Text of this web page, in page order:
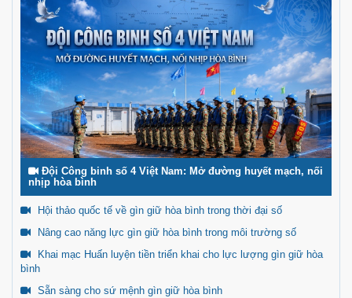
Đội Công binh số 4 Việt Nam: Mở đường huyết mạch, nối
nhịp hòa bình
Hội thảo quốc tế về gìn giữ hòa bình trong thời đại số
Nâng cao năng lực gìn giữ hòa bình trong môi trường số
Khai mạc Huấn luyện tiền triển khai cho lực lượng gìn giữ hòa
bình
Sẵn sàng cho sứ mệnh gìn giữ hòa bình